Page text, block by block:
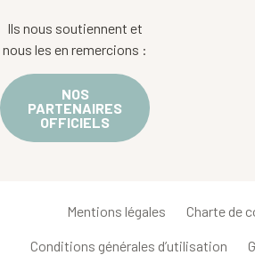
Ils nous soutiennent et
nous les en remercions :
NOS
PARTENAIRES
OFFICIELS
Mentions légales Charte de
Conditions générales d’utilisation